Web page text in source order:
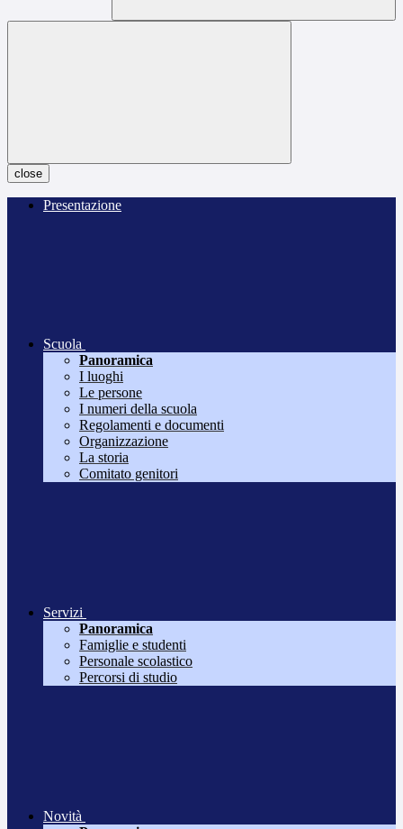
close
Presentazione
Scuola
Panoramica
I luoghi
Le persone
I numeri della scuola
Regolamenti e documenti
Organizzazione
La storia
Comitato genitori
Servizi
Panoramica
Famiglie e studenti
Personale scolastico
Percorsi di studio
Novità